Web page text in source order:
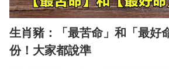
生肖豬：「最苦命」和「最好
份！大家都說準